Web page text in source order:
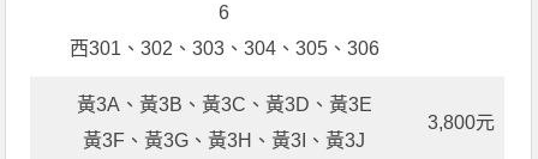
6
西301、302、303、304、305、306
黃3A、黃3B、黃3C、黃3D、黃3E
黃3F、黃3G、黃3H、黃3I、黃3J
3,800元